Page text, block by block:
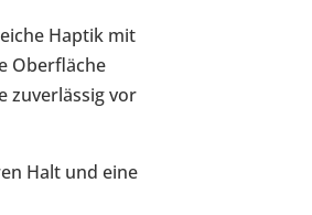
Haptik mit
Oberfläche
zuverlässig vor
Halt und eine